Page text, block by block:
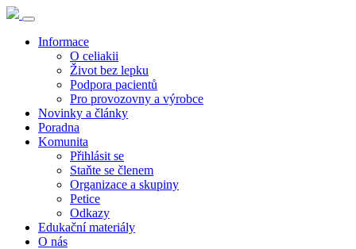
Informace
O celiakii
Život bez lepku
Podpora pacientů
Pro provozovny a výrobce
Novinky a články
Poradna
Komunita
Přihlásit se
Staňte se členem
Organizace a skupiny
Petice
Odkazy
Edukační materiály
O nás